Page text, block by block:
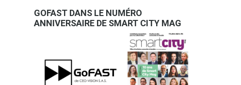
GOFAST DANS LE NUMÉRO
ANNIVERSAIRE DE SMART CITY MAG